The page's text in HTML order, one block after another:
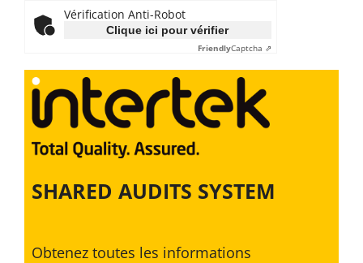
Vérification Anti-Robot
Clique ici pour vérifier
FriendlyCaptcha ⇗
SHARED AUDITS SYSTEM
Obtenez toutes les informations